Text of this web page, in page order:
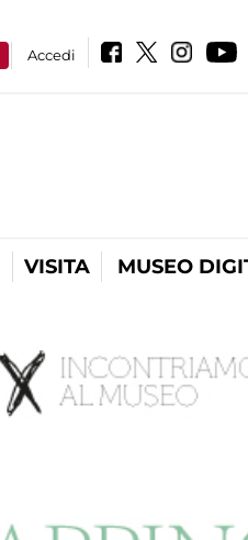
Accedi
VISITA MUSEO